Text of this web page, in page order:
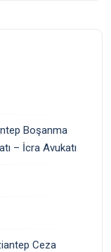
Boşanma
– İcra Avukatı
Ceza